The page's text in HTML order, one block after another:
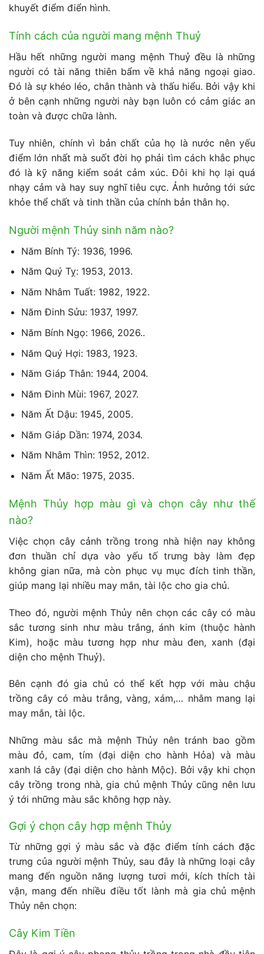
khuyết điểm điển hình.
Tính cách của người mang mệnh Thuỷ
Hầu hết những người mang mệnh Thuỷ đều là những
người có tài năng thiên bẩm về khả năng ngoại giao.
Đó là sự khéo léo, chân thành và thấu hiểu. Bởi vậy khi
ở bên cạnh những người này bạn luôn có cảm giác an
toàn và được chữa lành.
Tuy nhiên, chính vì bản chất của họ là nước nên yếu
điểm lớn nhất mà suốt đời họ phải tìm cách khắc phục
đó là kỹ năng kiểm soát cảm xúc. Đôi khi họ lại quá
nhạy cảm và hay suy nghĩ tiêu cực. Ảnh hưởng tới sức
khỏe thể chất và tinh thần của chính bản thân họ.
Người mệnh Thủy sinh năm nào?
Năm Bính Tý: 1936, 1996.
Năm Quý Tỵ: 1953, 2013.
Năm Nhâm Tuất: 1982, 1922.
Năm Đinh Sửu: 1937, 1997.
Năm Bính Ngọ: 1966, 2026..
Năm Quý Hợi: 1983, 1923.
Năm Giáp Thân: 1944, 2004.
Năm Đinh Mùi: 1967, 2027.
Năm Ất Dậu: 1945, 2005.
Năm Giáp Dần: 1974, 2034.
Năm Nhâm Thìn: 1952, 2012.
Năm Ất Mão: 1975, 2035.
Mệnh Thủy hợp màu gì và chọn cây như thế
nào?
Việc chọn cây cảnh trồng trong nhà hiện nay không
đơn thuần chỉ dựa vào yếu tố trưng bày làm đẹp
không gian nữa, mà còn phục vụ mục đích tinh thần,
giúp mang lại nhiều may mắn, tài lộc cho gia chủ.
Theo đó, người mệnh Thủy nên chọn các cây có màu
sắc tương sinh như màu trắng, ánh kim (thuộc hành
Kim), hoặc màu tương hợp như màu đen, xanh (đại
diện cho mệnh Thuỷ).
Bên cạnh đó gia chủ có thể kết hợp với màu chậu
trồng cây có màu trắng, vàng, xám,… nhằm mang lại
may mắn, tài lộc.
Những màu sắc mà mệnh Thủy nên tránh bao gồm
màu đỏ, cam, tím (đại diện cho hành Hỏa) và màu
xanh lá cây (đại diện cho hành Mộc). Bởi vậy khi chọn
cây trồng trong nhà, gia chủ mệnh Thủy cũng nên lưu
ý tới những màu sắc không hợp này.
Gợi ý chọn cây hợp mệnh Thủy
Từ những gợi ý màu sắc và đặc điểm tính cách đặc
trưng của người mệnh Thủy, sau đây là những loại cây
mang đến nguồn năng lượng tươi mới, kích thích tài
vận, mang đến nhiều điều tốt lành mà gia chủ mệnh
Thủy nên chọn:
Cây Kim Tiền